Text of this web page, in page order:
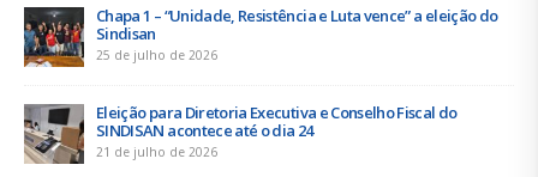
Chapa 1 – “Unidade, Resistência e Luta vence” a eleição do
Sindisan
25 de julho de 2026
Eleição para Diretoria Executiva e Conselho Fiscal do
SINDISAN acontece até o dia 24
21 de julho de 2026